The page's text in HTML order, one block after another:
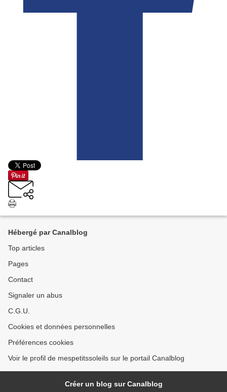
Hébergé par Canalblog
Top articles
Pages
Contact
Signaler un abus
C.G.U.
Cookies et données personnelles
Préférences cookies
Voir le profil de mespetitssoleils sur le portail Canalblog
Créer un blog sur Canalblog